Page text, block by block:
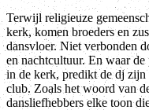
Terwijl religieuze
kerk, komen broeders en
dansvloer. Niet verbonden
en nachtcultuur. En waar
in de kerk, predikt de dj zijn
club. Zoals het woord van
dansliefhebbers elke toon